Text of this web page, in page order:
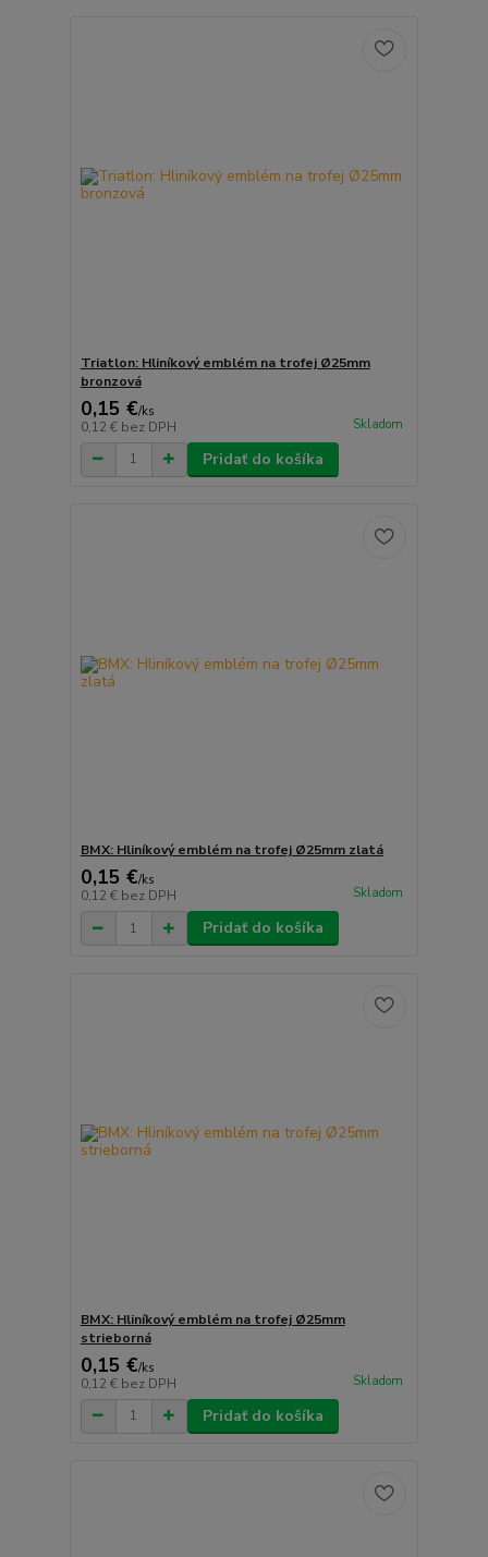
Triatlon: Hliníkový emblém na trofej Ø25mm
bronzová
0,15 €/ks
0,12 € bez DPH Skladom
Pridať do košíka
BMX: Hliníkový emblém na trofej Ø25mm zlatá
0,15 €/ks
0,12 € bez DPH Skladom
Pridať do košíka
BMX: Hliníkový emblém na trofej Ø25mm
strieborná
0,15 €/ks
0,12 € bez DPH Skladom
Pridať do košíka